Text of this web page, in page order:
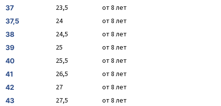
37 23,5 от 8 лет
37,5 24 от 8 лет
38 24,5 от 8 лет
39 25 от 8 лет
40 25,5 от 8 лет
41 26,5 от 8 лет
42 27 от 8 лет
43 27,5 от 8 лет